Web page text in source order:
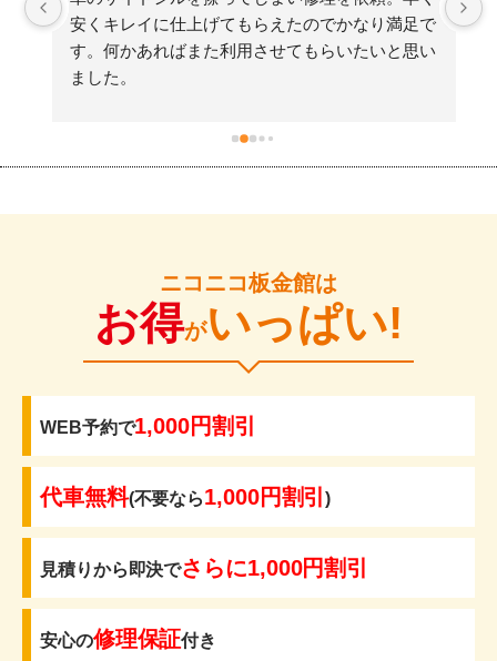
安くキレイに仕上げてもらえたのでかなり満足で
す。何かあればまた利用させてもらいたいと思い
ました。
ニコニコ板金館は
お得がいっぱい!
WEB予約で1,000円割引
代車無料(不要なら1,000円割引)
見積りから即決でさらに1,000円割引
安心の修理保証付き